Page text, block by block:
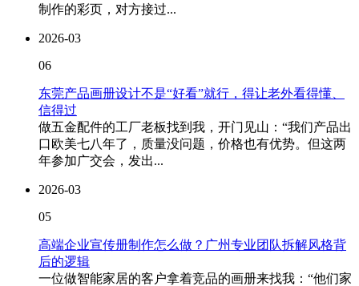
制作的彩页，对方接过...
2026-03
06
东莞产品画册设计不是“好看”就行，得让老外看得懂、
信得过
做五金配件的工厂老板找到我，开门见山：“我们产品出
口欧美七八年了，质量没问题，价格也有优势。但这两
年参加广交会，发出...
2026-03
05
高端企业宣传册制作怎么做？广州专业团队拆解风格背
后的逻辑
一位做智能家居的客户拿着竞品的画册来找我：“他们家